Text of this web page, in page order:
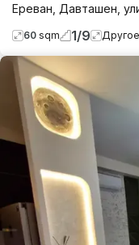
Ереван Давташен
60 sqm 1/9 Другое